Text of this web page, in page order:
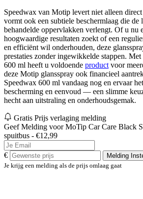
Speedwax van Motip levert niet alleen
vormt ook een subtiele beschermlaag die de
behandelde oppervlakken verlengt. Of u nu
hoogwaardige resultaten zoekt of een
en efficiënt wil onderhouden, deze
prestaties zonder ingewikkelde stappen.
600 ml heeft u voldoende product voor
deze Motip glansspray ook financieel
Speedwax 600 ml vandaag nog en ervaar
bescherming en eenvoud — een slimme
hecht aan uitstraling en onderhoudsgemak.
Gratis Prijs verlaging melding
Geef Melding voor MoTip Car Care Black
spuitbus - €12,99
€
Melding
Je krijg een melding als de prijs omlaag gaat